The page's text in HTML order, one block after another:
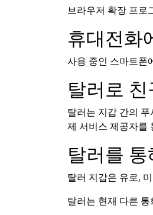
브라우저 확장 프로
휴대전화
사용 중인 스마트폰
탈러로
탈러는 지갑 간의
제 서비스 제공자를
탈러를
탈러 지갑은 유로,
탈러는 현재 다른